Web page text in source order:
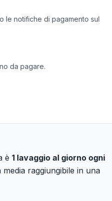
le notifiche di pagamento sul
da pagare.
è 1 lavaggio al giorno ogni
raggiungibile in una